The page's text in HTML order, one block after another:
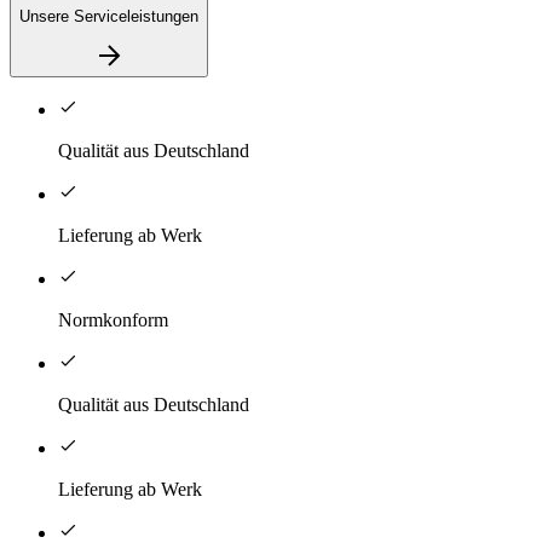
Unsere Serviceleistungen
Qualität aus Deutschland
Lieferung ab Werk
Normkonform
Qualität aus Deutschland
Lieferung ab Werk